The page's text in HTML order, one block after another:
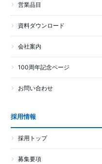
営業品目
資料ダウンロード
会社案内
100周年記念ページ
お問い合わせ
採用情報
採用トップ
募集要項